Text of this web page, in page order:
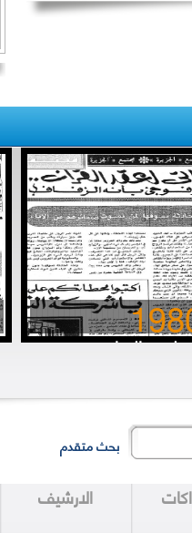
لعقد القِران.. وفوجئ
بحث متقدم
الارشيف